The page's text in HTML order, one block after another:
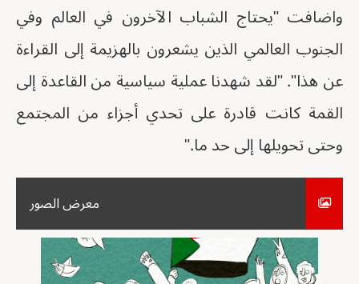
واضافت "يحتاج الشباب الآخرون في العالم وفي
الجنوب العالمي الذين يشعرون بالهزيمة إلى القراءة
عن هذا". "لقد شهدنا عملية سياسية من القاعدة إلى
القمة كانت قادرة على تحدي أجزاء من المجتمع
وحتى تحويلها إلى حد ما."
معرض الصور